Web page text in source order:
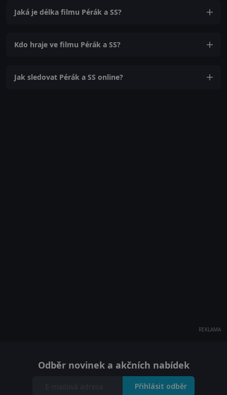
Jaká je délka filmu Pérák a SS?
Kdo hraje ve filmu Pérák a SS?
Jak sledovat Pérák a SS online?
REKLAMA
Odběr novinek a akčních nabídek
Přihlásit odběr